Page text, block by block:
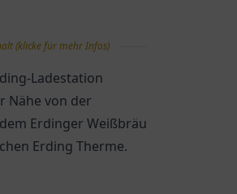
(klicke für mehr Infos)
Ladestation
Nähe von der
Erdinger Weißbräu
Erding Therme.